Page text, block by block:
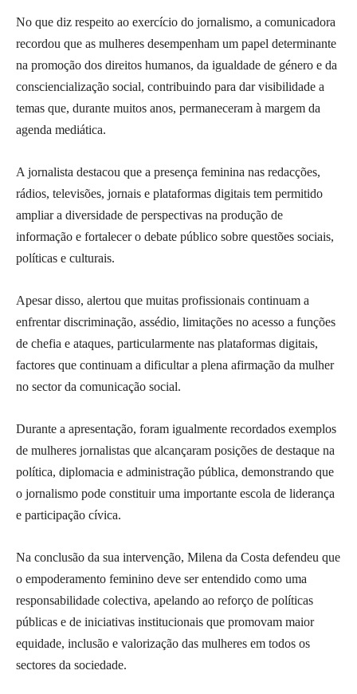
No que diz respeito ao exercício do jornalismo, a comunicadora
recordou que as mulheres desempenham um papel determinante
na promoção dos direitos humanos, da igualdade de género e da
consciencialização social, contribuindo para dar visibilidade a
temas que, durante muitos anos, permaneceram à margem da
agenda mediática.
A jornalista destacou que a presença feminina nas redacções,
rádios, televisões, jornais e plataformas digitais tem permitido
ampliar a diversidade de perspectivas na produção de
informação e fortalecer o debate público sobre questões sociais,
políticas e culturais.
Apesar disso, alertou que muitas profissionais continuam a
enfrentar discriminação, assédio, limitações no acesso a funções
de chefia e ataques, particularmente nas plataformas digitais,
factores que continuam a dificultar a plena afirmação da mulher
no sector da comunicação social.
Durante a apresentação, foram igualmente recordados exemplos
de mulheres jornalistas que alcançaram posições de destaque na
política, diplomacia e administração pública, demonstrando que
o jornalismo pode constituir uma importante escola de liderança
e participação cívica.
Na conclusão da sua intervenção, Milena da Costa defendeu que
o empoderamento feminino deve ser entendido como uma
responsabilidade colectiva, apelando ao reforço de políticas
públicas e de iniciativas institucionais que promovam maior
equidade, inclusão e valorização das mulheres em todos os
sectores da sociedade.